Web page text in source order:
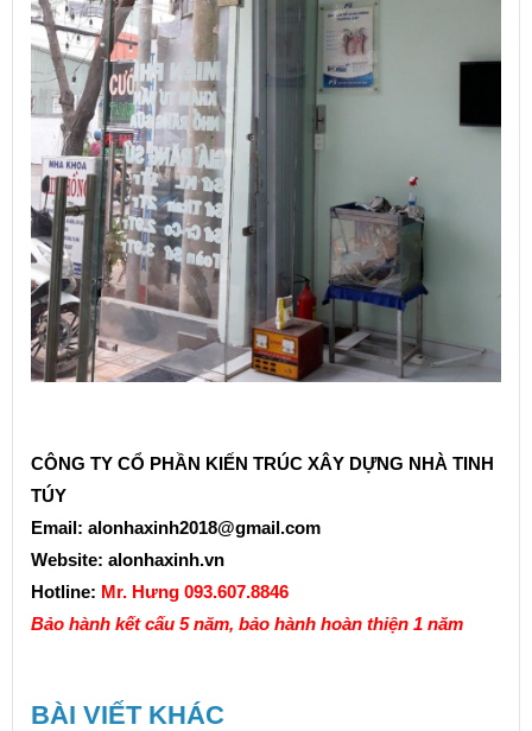
CÔNG TY CỔ PHẦN KIẾN TRÚC XÂY DỰNG NHÀ TINH
TÚY
Email: alonhaxinh2018@gmail.com
Website: alonhaxinh.vn
Hotline: Mr. Hưng 093.607.8846
Bảo hành kết cấu 5 năm, bảo hành hoàn thiện 1 năm
BÀI VIẾT KHÁC